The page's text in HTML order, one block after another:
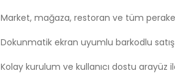
Market, mağaza, restoran ve tüm
Dokunmatik ekran uyumlu barkodlu
Kolay kurulum ve kullanıcı dostu arayüz